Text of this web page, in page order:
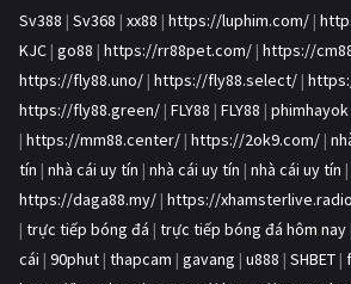
Sv388 | Sv368 | xx88 | https://luphim.com/ |
KJC | go88 | https://rr88pet.com/ | https://
https://fly88.uno/ | https://fly88.select/ |
https://fly88.green/ | FLY88 | FLY88 | phimhayok
| https://mm88.center/ | https://2ok9.com/ |
tín | nhà cái uy tín | nhà cái uy tín | nhà cái uy tín |
https://daga88.my/ | https://
| trực tiếp bóng đá | trực tiếp bóng đá hôm nay
cái | 90phut | thapcam | gavang | u888 | SHBET |